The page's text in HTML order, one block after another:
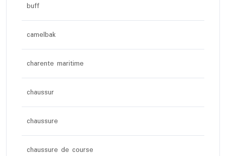
buff
camelbak
charente maritime
chaussur
chaussure
chaussure de course